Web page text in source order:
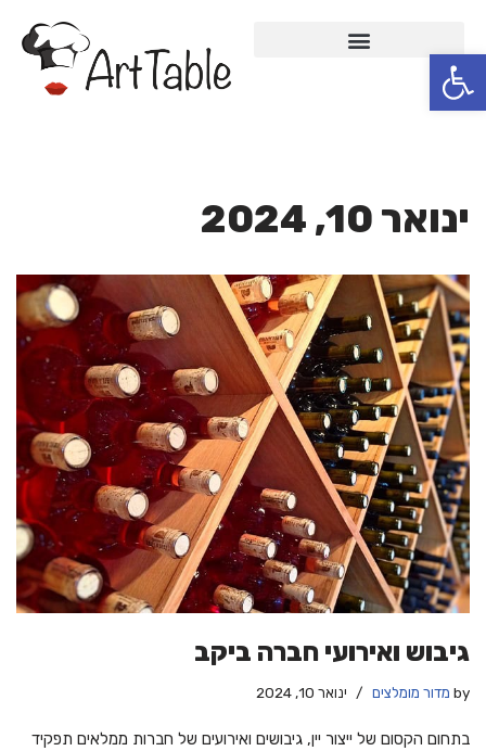
פתח סרגל נגישות
Skip
to
content
ינואר 10, 2024
גיבוש ואירועי חברה ביקב
by מדור מומלצים ינואר 10, 2024
בתחום הקסום של ייצור יין, גיבושים ואירועים של חברות ממלאים תפקיד